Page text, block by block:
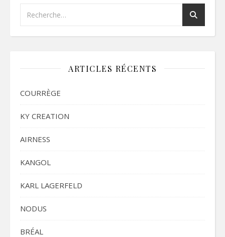
ARTICLES RÉCENTS
COURRÈGE
KY CREATION
AIRNESS
KANGOL
KARL LAGERFELD
NODUS
BRÉAL